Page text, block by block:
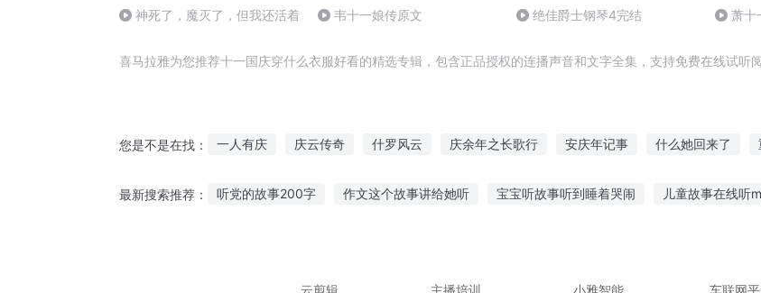
神死了，魔灭了，但我还活着 韦十一娘传原文 绝佳爵士钢琴4完结
萧十
喜马拉雅为您推荐十一国庆穿什么衣服好看的精选专辑，包含正品授权的连播声音和文字全集，支持免费在线试听
您是不是在找： 一人有庆 庆云传奇 什罗风云 庆余年之长歌行 安庆年记事 什么她回来了
最新搜索推荐： 听党的故事200字 作文这个故事讲给她听 宝宝听故事听到睡着哭闹 儿童故事在线听
云剪辑
主播培训 小雅智能 车联网